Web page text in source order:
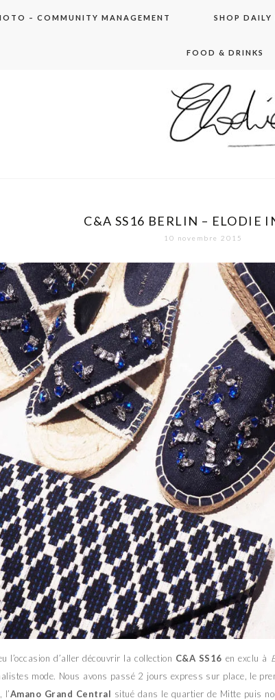
– COMMUNITY MANAGEMENT SHOP DAILY
FOOD & DRINKS
elodie in
C&A SS16 BERLIN – ELODIE
10 novembre 2015
l’occasion d’aller découvrir la collection C&A SS16 en exclu à
mode. Nous avons passé 2 jours express sur place, le
l’Amano Grand Central situé dans le quartier de Mitte puis